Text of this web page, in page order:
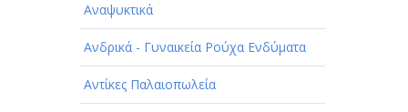
Αναψυκτικά
Ανδρικά - Γυναικεία Ρούχα Ενδύματα
Αντίκες Παλαιοπωλεία